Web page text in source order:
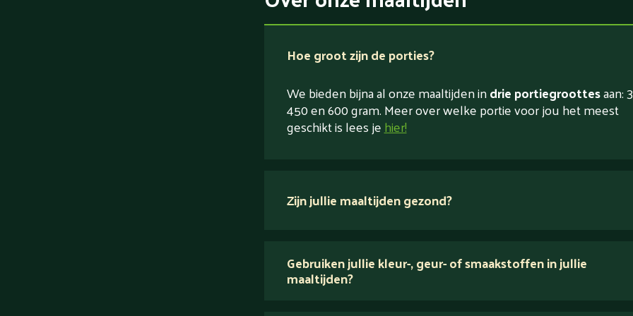
Hoe groot zijn de porties?
We bieden bijna al onze maaltijden indrie portiegroottesaan:
450 en 600 gram. Meer over welke portie voor jou het meest
geschikt is lees jehier!
Zijn jullie maaltijden gezond?
verse ingrediënten
Gebruiken jullie kleur-, geur- of smaakstoffen in jullie
maaltijden?